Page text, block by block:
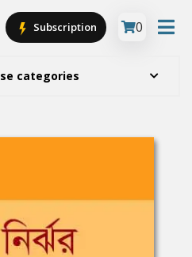
categories
Subscription 0